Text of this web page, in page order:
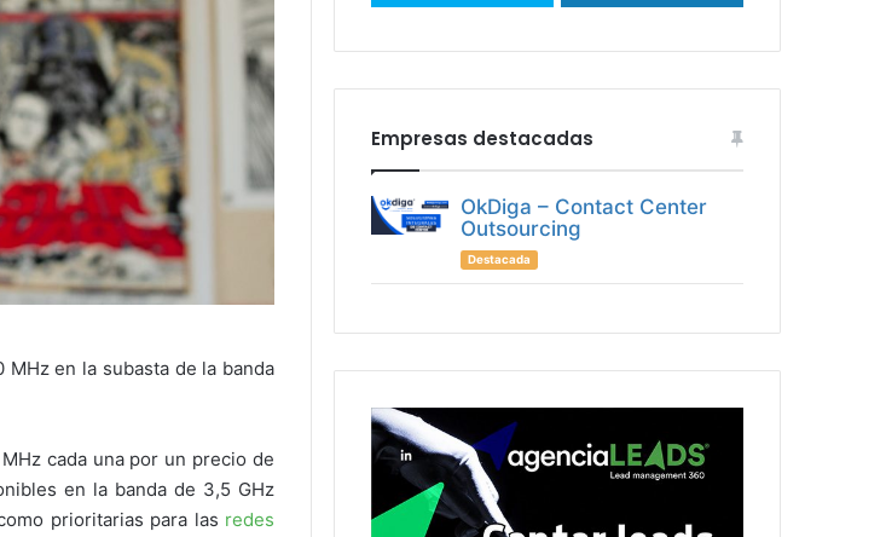
en la subasta de la banda
cada una por un precio de
en la banda de 3,5 GHz
prioritarias para las redes
Empresas destacadas
OkDiga – Contact Center
Outsourcing
Destacada